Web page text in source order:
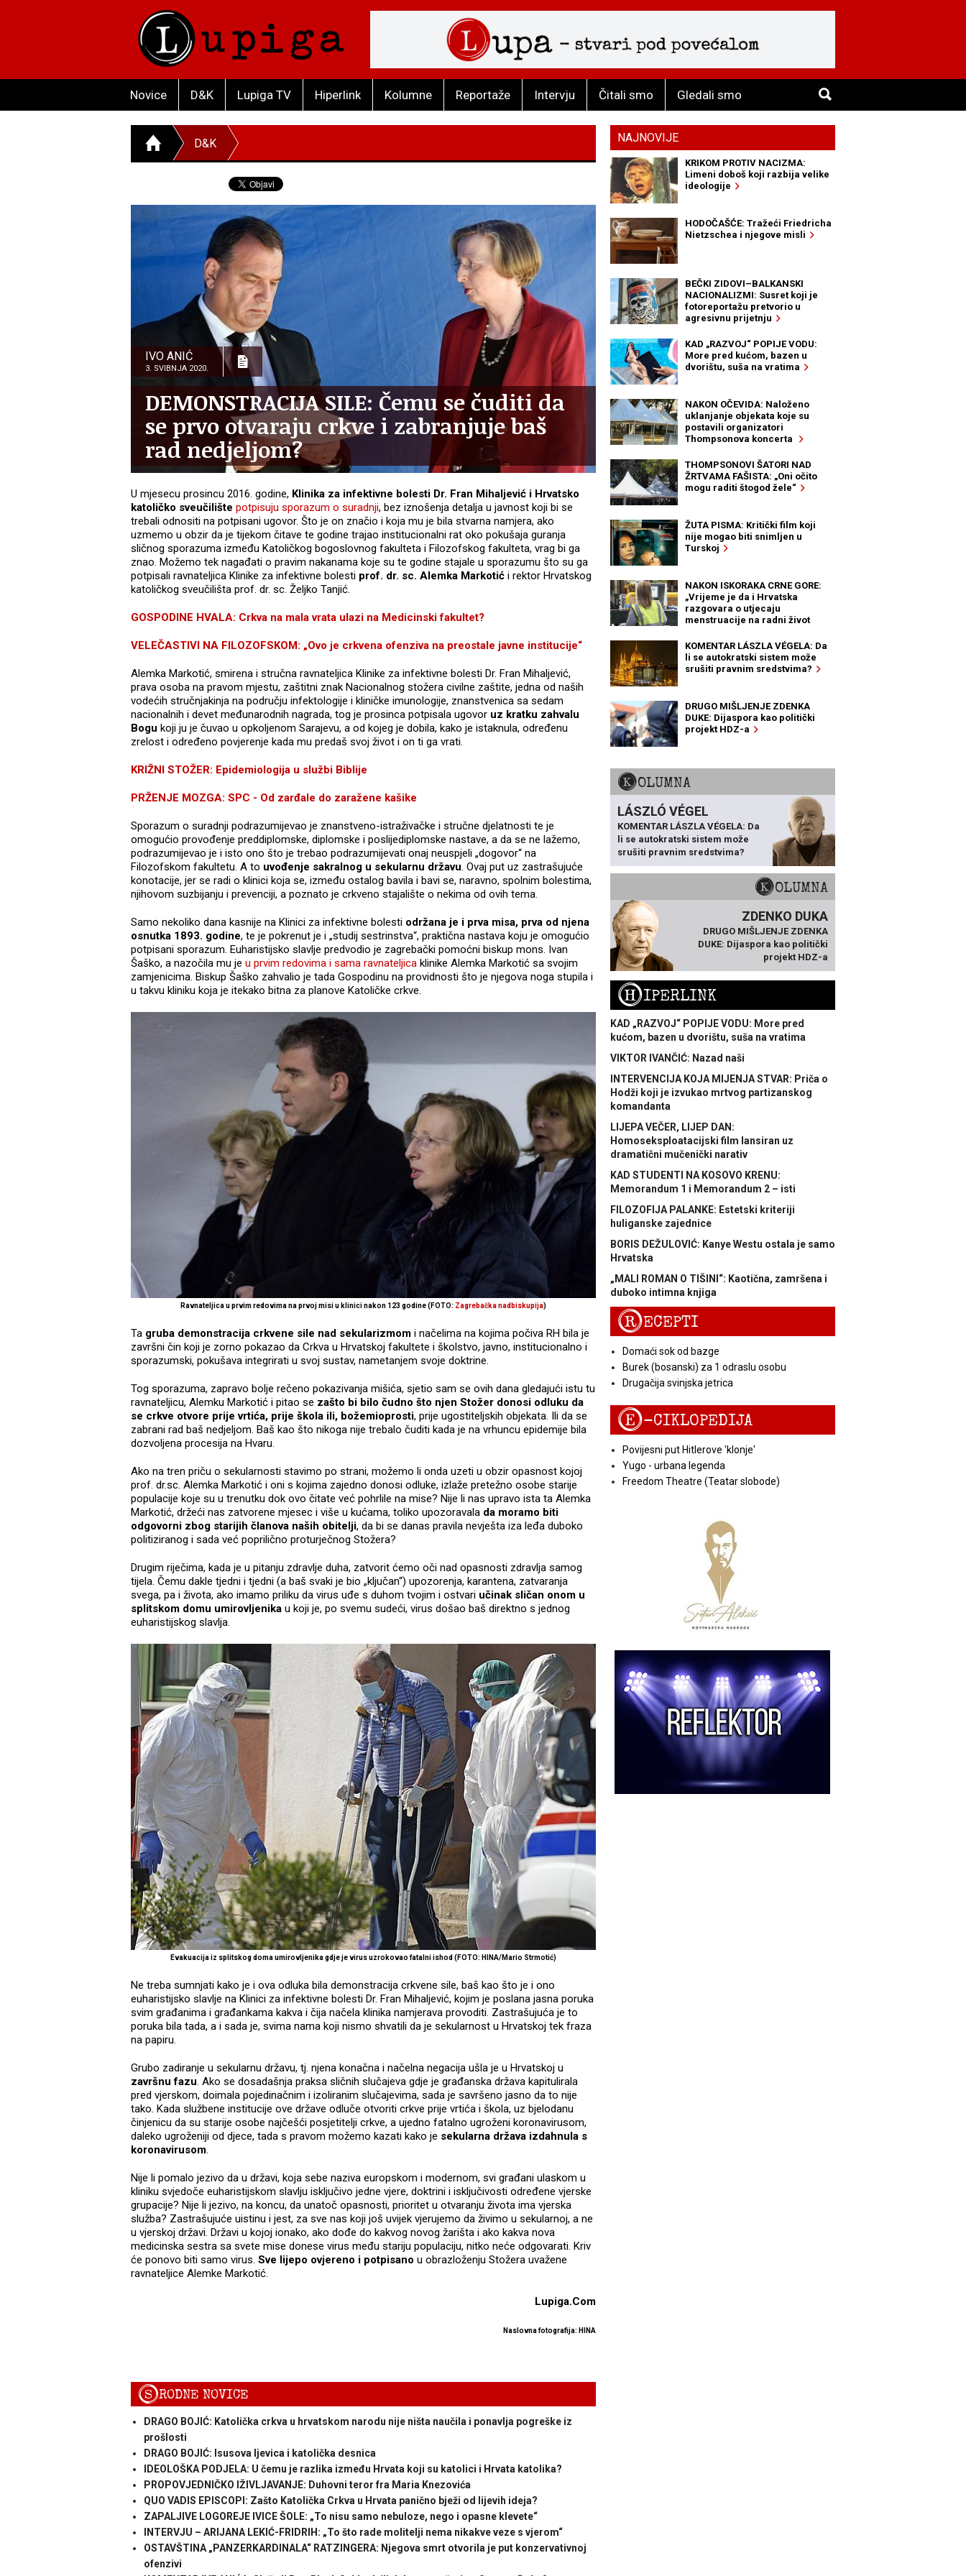
Novice D&K Lupiga TV Hiperlink Kolumne Reportaže Intervju Čitali smo Gledali smo
D&K
IVO ANIĆ
3. SVIBNJA 2020.
DEMONSTRACIJA SILE: Čemu se čuditi da
se prvo otvaraju crkve i zabranjuje baš
rad nedjeljom?
U mjesecu prosincu 2016. godine, Klinika za infektivne bolesti Dr. Fran Mihaljević i Hrvatsko
katoličko sveučilište potpisuju sporazum o suradnji, bez iznošenja detalja u javnost koji bi se
trebali odnositi na potpisani ugovor. Što je on značio i koja mu je bila stvarna namjera, ako
uzmemo u obzir da je tijekom čitave te godine trajao institucionalni rat oko pokušaja guranja
sličnog sporazuma između Katoličkog bogoslovnog fakulteta i Filozofskog fakulteta, vrag bi ga
znao. Možemo tek nagađati o pravim nakanama koje su te godine stajale u sporazumu što su ga
potpisali ravnateljica Klinike za infektivne bolesti prof. dr. sc. Alemka Markotić i rektor Hrvatskog
katoličkog sveučilišta prof. dr. sc. Željko Tanjić.
GOSPODINE HVALA: Crkva na mala vrata ulazi na Medicinski fakultet?
VELEČASTIVI NA FILOZOFSKOM: „Ovo je crkvena ofenziva na preostale javne institucije“
Alemka Markotić, smirena i stručna ravnateljica Klinike za infektivne bolesti Dr. Fran Mihaljević,
prava osoba na pravom mjestu, zaštitni znak Nacionalnog stožera civilne zaštite, jedna od naših
vodećih stručnjakinja na području infektologije i kliničke imunologije, znanstvenica sa sedam
nacionalnih i devet međunarodnih nagrada, tog je prosinca potpisala ugovor uz kratku zahvalu
Bogu koji ju je čuvao u opkoljenom Sarajevu, a od kojeg je dobila, kako je istaknula, određenu
zrelost i određeno povjerenje kada mu predaš svoj život i on ti ga vrati.
KRIŽNI STOŽER: Epidemiologija u službi Biblije
PRŽENJE MOZGA: SPC - Od zarđale do zaražene kašike
Sporazum o suradnji podrazumijevao je znanstveno-istraživačke i stručne djelatnosti te je
omogućio provođenje preddiplomske, diplomske i poslijediplomske nastave, a da se ne lažemo,
podrazumijevao je i isto ono što je trebao podrazumijevati onaj neuspjeli „dogovor“ na
Filozofskom fakultetu. A to uvođenje sakralnog u sekularnu državu. Ovaj put uz zastrašujuće
konotacije, jer se radi o klinici koja se, između ostalog bavila i bavi se, naravno, spolnim bolestima,
njihovom suzbijanju i prevenciji, a poznato je crkveno stajalište o nekima od ovih tema.
Samo nekoliko dana kasnije na Klinici za infektivne bolesti održana je i prva misa, prva od njena
osnutka 1893. godine, te je pokrenut je i „studij sestrinstva“, praktična nastava koju je omogućio
potpisani sporazum. Euharistijsko slavlje predvodio je zagrebački pomoćni biskup mons. Ivan
Šaško, a nazočila mu je u prvim redovima i sama ravnateljica klinike Alemka Markotić sa svojim
zamjenicima. Biskup Šaško zahvalio je tada Gospodinu na providnosti što je njegova noga stupila i
u takvu kliniku koja je itekako bitna za planove Katoličke crkve.
Ravnateljica u prvim redovima na prvoj misi u klinici nakon 123 godine (FOTO: Zagrebačka nadbiskupija)
Ta gruba demonstracija crkvene sile nad sekularizmom i načelima na kojima počiva RH bila je
završni čin koji je zorno pokazao da Crkva u Hrvatskoj fakultete i školstvo, javno, institucionalno i
sporazumski, pokušava integrirati u svoj sustav, nametanjem svoje doktrine.
Tog sporazuma, zapravo bolje rečeno pokazivanja mišića, sjetio sam se ovih dana gledajući istu tu
ravnateljicu, Alemku Markotić i pitao se zašto bi bilo čudno što njen Stožer donosi odluku da
se crkve otvore prije vrtića, prije škola ili, božemioprosti, prije ugostiteljskih objekata. Ili da se
zabrani rad baš nedjeljom. Baš kao što nikoga nije trebalo čuditi kada je na vrhuncu epidemije bila
dozvoljena procesija na Hvaru.
Ako na tren priču o sekularnosti stavimo po strani, možemo li onda uzeti u obzir opasnost kojoj
prof. dr.sc. Alemka Markotić i oni s kojima zajedno donosi odluke, izlaže pretežno osobe starije
populacije koje su u trenutku dok ovo čitate već pohrlile na mise? Nije li nas upravo ista ta Alemka
Markotić, držeći nas zatvorene mjesec i više u kućama, toliko upozoravala da moramo biti
odgovorni zbog starijih članova naših obitelji, da bi se danas pravila nevješta iza leđa duboko
politiziranog i sada već poprilično proturječnog Stožera?
Drugim riječima, kada je u pitanju zdravlje duha, zatvorit ćemo oči nad opasnosti zdravlja samog
tijela. Čemu dakle tjedni i tjedni (a baš svaki je bio „ključan“) upozorenja, karantena, zatvaranja
svega, pa i života, ako imamo priliku da virus uđe s duhom tvojim i ostvari učinak sličan onom u
splitskom domu umirovljenika u koji je, po svemu sudeći, virus došao baš direktno s jednog
euharistijskog slavlja.
Evakuacija iz splitskog doma umirovljenika gdje je virus uzrokovao fatalni ishod (FOTO: HINA/Mario Strmotić)
Ne treba sumnjati kako je i ova odluka bila demonstracija crkvene sile, baš kao što je i ono
euharistijsko slavlje na Klinici za infektivne bolesti Dr. Fran Mihaljević, kojim je poslana jasna poruka
svim građanima i građankama kakva i čija načela klinika namjerava provoditi. Zastrašujuća je to
poruka bila tada, a i sada je, svima nama koji nismo shvatili da je sekularnost u Hrvatskoj tek fraza
na papiru.
Grubo zadiranje u sekularnu državu, tj. njena konačna i načelna negacija ušla je u Hrvatskoj u
završnu fazu. Ako se dosadašnja praksa sličnih slučajeva gdje je građanska država kapitulirala
pred vjerskom, doimala pojedinačnim i izoliranim slučajevima, sada je savršeno jasno da to nije
tako. Kada službene institucije ove države odluče otvoriti crkve prije vrtića i škola, uz bjelodanu
činjenicu da su starije osobe najčešći posjetitelji crkve, a ujedno fatalno ugroženi koronavirusom,
daleko ugroženiji od djece, tada s pravom možemo kazati kako je sekularna država izdahnula s
koronavirusom.
Nije li pomalo jezivo da u državi, koja sebe naziva europskom i modernom, svi građani ulaskom u
kliniku svjedoče euharistijskom slavlju isključivo jedne vjere, doktrini i isključivosti određene vjerske
grupacije? Nije li jezivo, na koncu, da unatoč opasnosti, prioritet u otvaranju života ima vjerska
služba? Zastrašujuće uistinu i jest, za sve nas koji još uvijek vjerujemo da živimo u sekularnoj, a ne
u vjerskoj državi. Državi u kojoj ionako, ako dođe do kakvog novog žarišta i ako kakva nova
medicinska sestra sa svete mise donese virus među stariju populaciju, nitko neće odgovarati. Kriv
će ponovo biti samo virus. Sve lijepo ovjereno i potpisano u obrazloženju Stožera uvažene
ravnateljice Alemke Markotić.
Lupiga.Com
Naslovna fotografija: HINA
SRODNE NOVICE
DRAGO BOJIĆ: Katolička crkva u hrvatskom narodu nije ništa naučila i ponavlja pogreške iz
prošlosti
DRAGO BOJIĆ: ​Isusova ljevica i katolička desnica
IDEOLOŠKA PODJELA: U čemu je razlika između Hrvata koji su katolici i Hrvata katolika?
PROPOVJEDNIČKO IŽIVLJAVANJE: Duhovni teror fra Maria Knezovića
QUO VADIS EPISCOPI: Zašto Katolička Crkva u Hrvata panično bježi od lijevih ideja?
ZAPALJIVE LOGOREJE IVICE ŠOLE: „To nisu samo nebuloze, nego i opasne klevete“
INTERVJU – ARIJANA LEKIĆ-FRIDRIH: „To što rade molitelji nema nikakve veze s vjerom“
OSTAVŠTINA „PANZERKARDINALA“ RATZINGERA: Njegova smrt otvorila je put konzervativnoj
ofenzivi
NAJNOVIJE
KRIKOM PROTIV NACIZMA:
Limeni doboš koji razbija velike
ideologije
HODOČAŠĆE: Tražeći Friedricha
Nietzschea i njegove misli
BEČKI ZIDOVI–BALKANSKI
NACIONALIZMI: Susret koji je
fotoreportažu pretvorio u
agresivnu prijetnju
KAD „RAZVOJ“ POPIJE VODU:
More pred kućom, bazen u
dvorištu, suša na vratima
NAKON OČEVIDA: Naloženo
uklanjanje objekata koje su
postavili organizatori
Thompsonova koncerta
THOMPSONOVI ŠATORI NAD
ŽRTVAMA FAŠISTA: „Oni očito
mogu raditi štogod žele“
ŽUTA PISMA: Kritički film koji
nije mogao biti snimljen u
Turskoj
NAKON ISKORAKA CRNE GORE:
„Vrijeme je da i Hrvatska
razgovara o utjecaju
menstruacije na radni život
KOMENTAR LÁSZLA VÉGELA: Da
li se autokratski sistem može
srušiti pravnim sredstvima?
DRUGO MIŠLJENJE ZDENKA
DUKE: Dijaspora kao politički
projekt HDZ-a
KOLUMNA
LÁSZLÓ VÉGEL
KOMENTAR LÁSZLA VÉGELA: Da
li se autokratski sistem može
srušiti pravnim sredstvima?
KOLUMNA
ZDENKO DUKA
DRUGO MIŠLJENJE ZDENKA
DUKE: Dijaspora kao politički
projekt HDZ-a
HIPERLINK
KAD „RAZVOJ“ POPIJE VODU: More pred
kućom, bazen u dvorištu, suša na vratima
VIKTOR IVANČIĆ: Nazad naši
INTERVENCIJA KOJA MIJENJA STVAR: Priča o
Hodži koji je izvukao mrtvog partizanskog
komandanta
LIJEPA VEČER, LIJEP DAN:
Homoseksploatacijski film lansiran uz
dramatični mučenički narativ
KAD STUDENTI NA KOSOVO KRENU:
Memorandum 1 i Memorandum 2 – isti
FILOZOFIJA PALANKE: Estetski kriteriji
huliganske zajednice
BORIS DEŽULOVIĆ: Kanye Westu ostala je samo
Hrvatska
„MALI ROMAN O TIŠINI“: Kaotična, zamršena i
duboko intimna knjiga
RECEPTI
Domaći sok od bazge
Burek (bosanski) za 1 odraslu osobu
Drugačija svinjska jetrica
E-CIKLOPEDIJA
Povijesni put Hitlerove 'klonje'
Yugo - urbana legenda
Freedom Theatre (Teatar slobode)